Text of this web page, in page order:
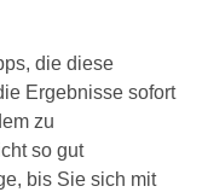
die diese
Ergebnisse sofort
zu
so gut
bis Sie sich mit